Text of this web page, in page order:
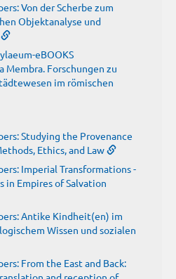
Von der Scherbe zum
Objektanalyse und
eBOOKS
Forschungen zu
im römischen
Studying the Provenance
Ethics, and Law
Imperial Transformations -
in Empires of Salvation
Antike Kindheit(en) im
Wissen und sozialen
From the East and Back: